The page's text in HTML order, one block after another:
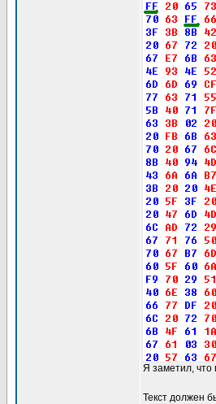
Я заметил, что
Текст должен